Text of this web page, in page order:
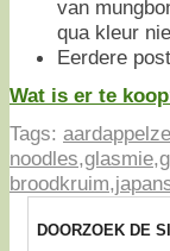
van
qua kleur
Eerdere
Wat is er te
Tags:
noodles,glasmie,
broodkruim,
DOORZOEK DE